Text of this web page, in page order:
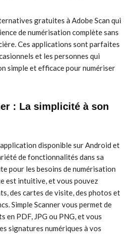
gratuites à Adobe Scan qui
de numérisation complète sans
Ces applications sont parfaites
et les personnes qui
simple et efficace pour numériser
: La simplicité à son
application disponible sur Android et
de fonctionnalités dans sa
pour les besoins de numérisation
est intuitive, et vous pouvez
des cartes de visite, des photos et
Simple Scanner vous permet de
en PDF, JPG ou PNG, et vous
signatures numériques à vos